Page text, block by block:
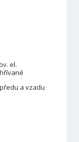
el.
a vzadu